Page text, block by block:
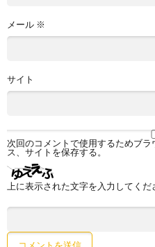
メール ※
サイト
次回のコメントで使用するためブ
ス、サイトを保存する。
上に表示された文字を入力してくだ